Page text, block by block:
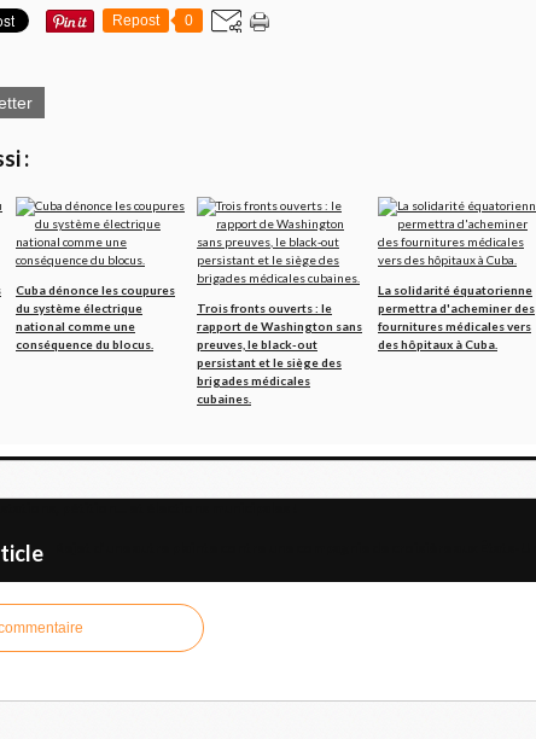
Repost 0
:
Cuba dénonce les coupures
du système électrique
national comme une
conséquence du blocus.
Trois fronts ouverts : le
rapport de Washington sans
preuves, le black-out
persistant et le siège des
brigades médicales
cubaines.
La solidarité équatorienne
permettra d'acheminer des
fournitures médicales vers
des hôpitaux à Cuba.